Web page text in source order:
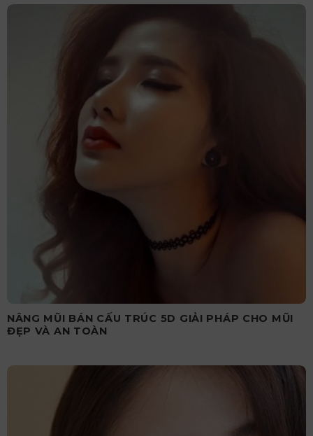
NÂNG MŨI BÁN CẤU TRÚC 5D GIẢI PHÁP CHO MŨI
ĐẸP VÀ AN TOÀN